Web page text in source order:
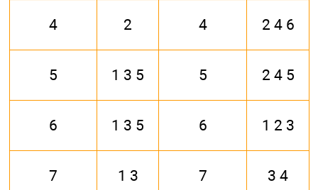
4 2 4 2 4 6
5 1 3 5 5 2 4 5
6 1 3 5 6 1 2 3
7 1 3 7 3 4